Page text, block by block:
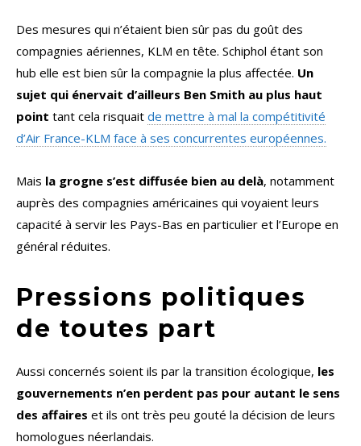
Des mesures qui n’étaient bien sûr pas du goût des
compagnies aériennes, KLM en tête. Schiphol étant son
hub elle est bien sûr la compagnie la plus affectée. Un
sujet qui énervait d’ailleurs Ben Smith au plus haut
point tant cela risquait de mettre à mal la compétitivité
d’Air France-KLM face à ses concurrentes européennes.
Mais la grogne s’est diffusée bien au delà, notamment
auprès des compagnies américaines qui voyaient leurs
capacité à servir les Pays-Bas en particulier et l’Europe en
général réduites.
Pressions politiques
de toutes part
Aussi concernés soient ils par la transition écologique, les
gouvernements n’en perdent pas pour autant le sens
des affaires et ils ont très peu gouté la décision de leurs
homologues néerlandais.